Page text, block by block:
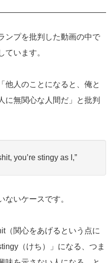
ンプを批判した動画の中で
ています。
他人のことになると、俺と
に無関心な人間だ」と批判
you’re stingy as I,”
ないケースです。
（関心をあげるという点に
（けち）」になる、つま